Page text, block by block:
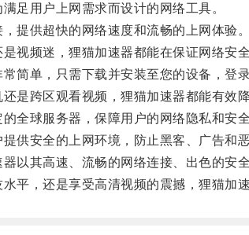
用户上网需求而设计的网络工具。
供超快的网络速度和流畅的上网体验。
频迷，狸猫加速器都能在保证网络安全
单，只需下载并安装至您的设备，登录
跨区观看视频，狸猫加速器都能有效降
球服务器，保障用户的网络隐私和安全
安全的上网环境，防止黑客、广告和恶
其高速、流畅的网络连接、出色的安
，还是享受高清视频的震撼，狸猫加速